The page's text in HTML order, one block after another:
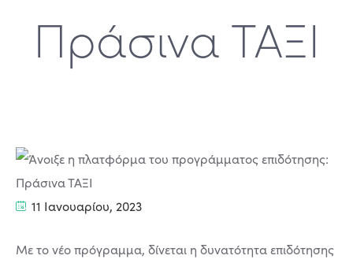
Πράσινα ΤΑΞΙ
11 Ιανουαρίου, 2023
Mε το νέο πρόγραμμα, δίνεται η δυνατότητα επιδότησης